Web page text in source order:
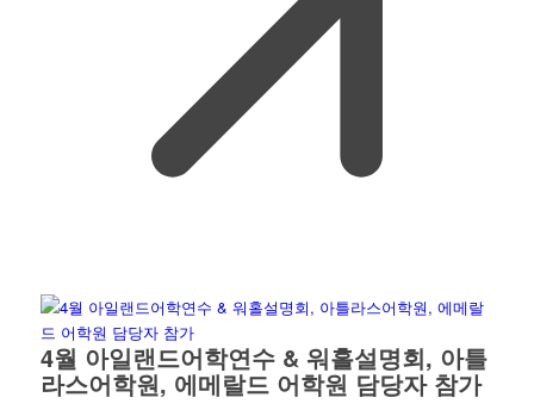
4월 아일랜드어학연수 & 워홀설명회, 아틀
라스어학원, 에메랄드 어학원 담당자 참가